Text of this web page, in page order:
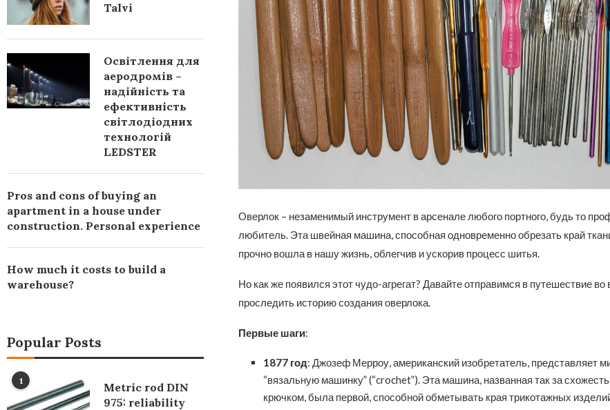
Оверлок – незаменимый инструмент в арсенале любого портного, будь то
любитель. Эта швейная машина, способная одновременно обрезать край
прочно вошла в нашу жизнь, облегчив и ускорив процесс шитья.
Но как же появился этот чудо-агрегат? Давайте отправимся в путешествие
проследить историю создания оверлока.
Первые шаги:
1877 год: Джозеф Мерроу, американский изобретатель, представляет
“вязальную машинку” (“crochet”). Эта машина, названная так за
крючком, была первой, способной обметывать края трикотажных
Talvi
Освітлення для
аеродромів –
надійність та
ефективність
світлодіодних
технологій
LEDSTER
Pros and cons of buying an
apartment in a house under
construction. Personal experience
How much it costs to build a
warehouse?
Popular Posts
1
Metric rod DIN
975: reliability